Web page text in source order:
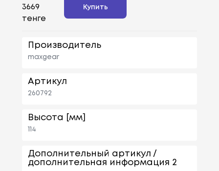
3669
тенге
Купить
Производитель
maxgear
Артикул
260792
Высота [мм]
114
Дополнительный артикул /
дополнительная информация 2